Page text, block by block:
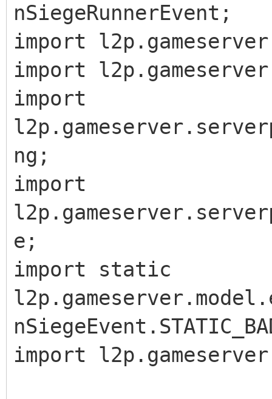
nSiegeRunnerEvent;
import
import
import
ng;
import
e;
import static
import